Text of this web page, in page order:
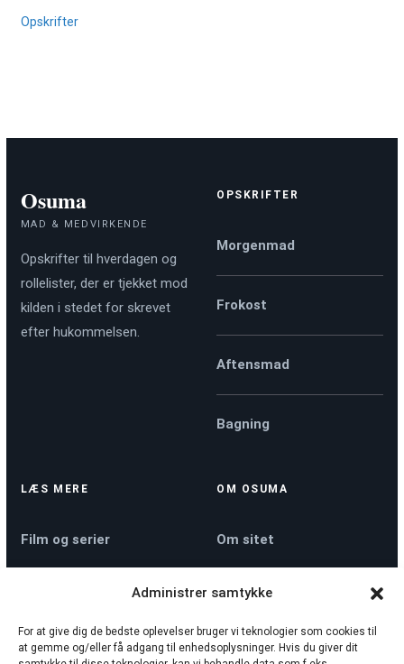
Administrer samtykke
For at give dig de bedste oplevelser bruger vi teknologier som cookies til
at gemme og/eller få adgang til enhedsoplysninger. Hvis du giver dit
Opskrifter
Osuma
MAD & MEDVIRKENDE
Opskrifter til hverdagen og
rollelister, der er tjekket mod
kilden i stedet for skrevet
efter hukommelsen.
OPSKRIFTER
Morgenmad
Frokost
Aftensmad
Bagning
LÆS MERE
Film og serier
Nyheder
OM OSUMA
Om sitet
Kontakt
Privatlivspolitik